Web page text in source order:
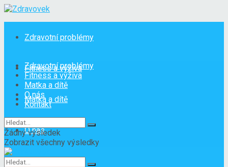
Zdravotní problémy
Fitness a výživa
Matka a dítě
O nás
Kontakt
Zdravotní problémy
Fitness a výživa
Matka a dítě
O nás
Kontakt
Žádný výsledek
Zobrazit všechny výsledky